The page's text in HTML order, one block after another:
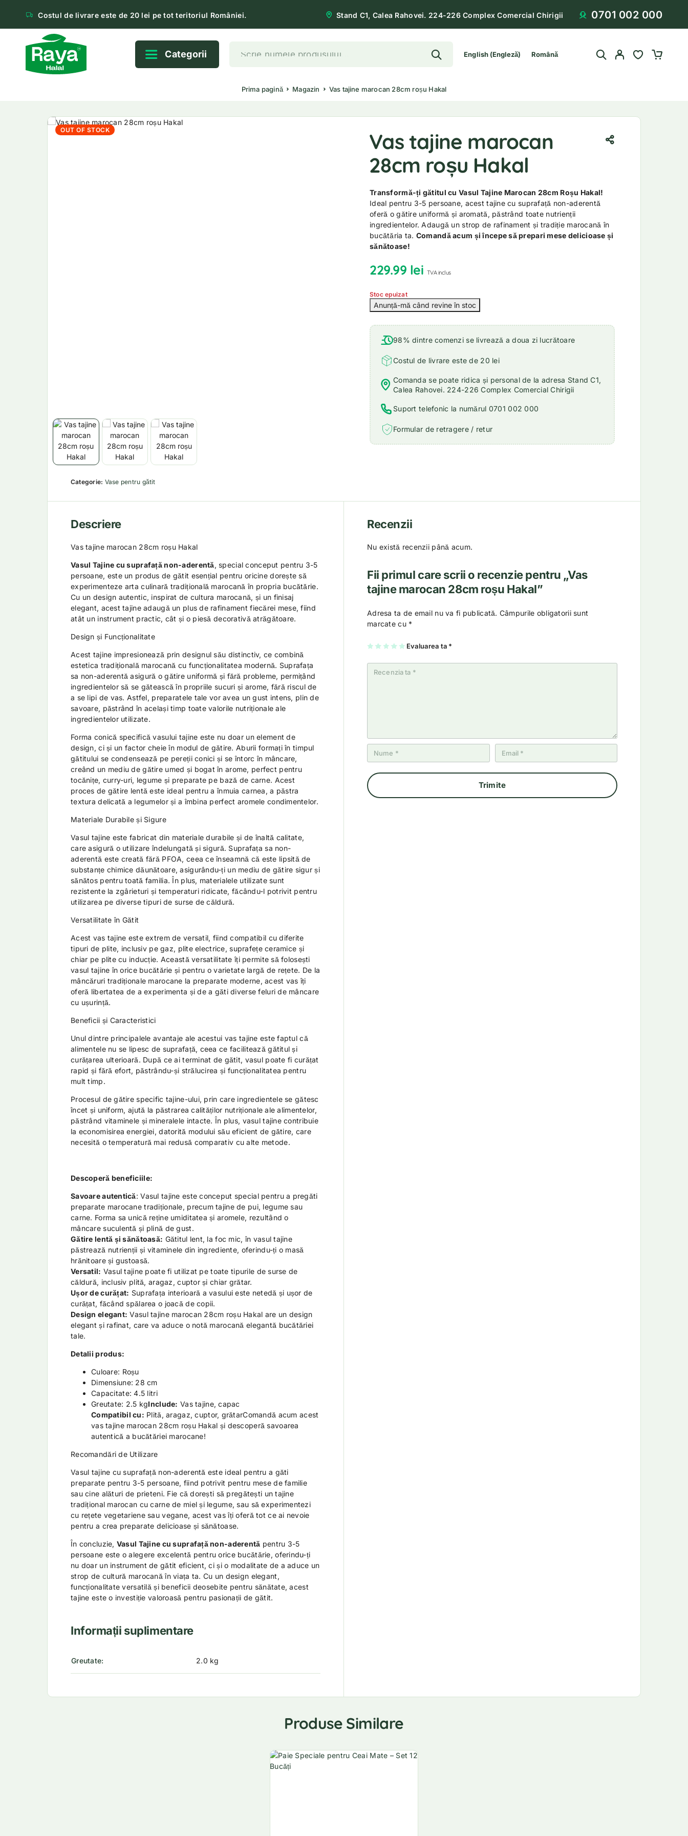
Costul de livrare este de 20 lei pe tot teritoriul României. Stand C1, Calea Rahovei. 224-226 Complex Comercial Chirigii 0701 002 000
Categorii English(Engleză) Română
Prima pagină Magazin Vas tajine marocan 28cm roșu Hakal
OUT OF STOCK
Categorie: Vase pentru gătit
Vas tajine marocan
28cm roșu Hakal
Transformă-ți gătitul cu Vasul Tajine Marocan 28cm Roșu Hakal!
Ideal pentru 3-5 persoane, acest tajine cu suprafață non-aderentă
oferă o gătire uniformă și aromată, păstrând toate nutrienții
ingredientelor. Adaugă un strop de rafinament și tradiție marocană în
bucătăria ta. Comandă acum și începe să prepari mese delicioase și
sănătoase!
229.99 lei TVA inclus
Stoc epuizat
98% dintre comenzi se livrează a doua zi lucrătoare
Costul de livrare este de 20 lei
Comanda se poate ridica și personal de la adresa Stand C1,
Calea Rahovei. 224-226 Complex Comercial Chirigii
Suport telefonic la numărul 0701 002 000
Formular de retragere / retur
Descriere
Vas tajine marocan 28cm roșu Hakal
Vasul Tajine cu suprafață non-aderentă, special conceput pentru 3-5
persoane, este un produs de gătit esențial pentru oricine dorește să
experimenteze arta culinară tradițională marocană în propria bucătărie.
Cu un design autentic, inspirat de cultura marocană, și un finisaj
elegant, acest tajine adaugă un plus de rafinament fiecărei mese, fiind
atât un instrument practic, cât și o piesă decorativă atrăgătoare.
Design și Funcționalitate
Acest tajine impresionează prin designul său distinctiv, ce combină
estetica tradițională marocană cu funcționalitatea modernă. Suprafața
sa non-aderentă asigură o gătire uniformă și fără probleme, permițând
ingredientelor să se gătească în propriile sucuri și arome, fără riscul de
a se lipi de vas. Astfel, preparatele tale vor avea un gust intens, plin de
savoare, păstrând în același timp toate valorile nutriționale ale
ingredientelor utilizate.
Forma conică specifică vasului tajine este nu doar un element de
design, ci și un factor cheie în modul de gătire. Aburii formați în timpul
gătitului se condensează pe pereții conici și se întorc în mâncare,
creând un mediu de gătire umed și bogat în arome, perfect pentru
tocănițe, curry-uri, legume și preparate pe bază de carne. Acest
proces de gătire lentă este ideal pentru a înmuia carnea, a păstra
textura delicată a legumelor și a îmbina perfect aromele condimentelor.
Materiale Durabile și Sigure
Vasul tajine este fabricat din materiale durabile și de înaltă calitate,
care asigură o utilizare îndelungată și sigură. Suprafața sa non-
aderentă este creată fără PFOA, ceea ce înseamnă că este lipsită de
substanțe chimice dăunătoare, asigurându-ți un mediu de gătire sigur și
sănătos pentru toată familia. În plus, materialele utilizate sunt
rezistente la zgârieturi și temperaturi ridicate, făcându-l potrivit pentru
utilizarea pe diverse tipuri de surse de căldură.
Versatilitate în Gătit
Acest vas tajine este extrem de versatil, fiind compatibil cu diferite
tipuri de plite, inclusiv pe gaz, plite electrice, suprafețe ceramice și
chiar pe plite cu inducție. Această versatilitate îți permite să folosești
vasul tajine în orice bucătărie și pentru o varietate largă de rețete. De la
mâncăruri tradiționale marocane la preparate moderne, acest vas îți
oferă libertatea de a experimenta și de a găti diverse feluri de mâncare
cu ușurință.
Beneficii și Caracteristici
Unul dintre principalele avantaje ale acestui vas tajine este faptul că
alimentele nu se lipesc de suprafață, ceea ce facilitează gătitul și
curățarea ulterioară. După ce ai terminat de gătit, vasul poate fi curățat
rapid și fără efort, păstrându-și strălucirea și funcționalitatea pentru
mult timp.
Procesul de gătire specific tajine-ului, prin care ingredientele se gătesc
încet și uniform, ajută la păstrarea calităților nutriționale ale alimentelor,
păstrând vitaminele și mineralele intacte. În plus, vasul tajine contribuie
la economisirea energiei, datorită modului său eficient de gătire, care
necesită o temperatură mai redusă comparativ cu alte metode.
Descoperă beneficiile:
Savoare autentică: Vasul tajine este conceput special pentru a pregăti
preparate marocane tradiționale, precum tajine de pui, legume sau
carne. Forma sa unică reține umiditatea și aromele, rezultând o
mâncare suculentă și plină de gust.
Gătire lentă și sănătoasă: Gătitul lent, la foc mic, în vasul tajine
păstrează nutrienții și vitaminele din ingrediente, oferindu-ți o masă
hrănitoare și gustoasă.
Versatil: Vasul tajine poate fi utilizat pe toate tipurile de surse de
căldură, inclusiv plită, aragaz, cuptor și chiar grătar.
Ușor de curățat: Suprafața interioară a vasului este netedă și ușor de
curățat, făcând spălarea o joacă de copii.
Design elegant: Vasul tajine marocan 28cm roșu Hakal are un design
elegant și rafinat, care va aduce o notă marocană elegantă bucătăriei
tale.
Detalii produs:
Culoare: Roșu
Dimensiune: 28 cm
Capacitate: 4.5 litri
Greutate: 2.5 kgInclude: Vas tajine, capac
Compatibil cu: Plită, aragaz, cuptor, grătarComandă acum acest
vas tajine marocan 28cm roșu Hakal și descoperă savoarea
autentică a bucătăriei marocane!
Recomandări de Utilizare
Vasul tajine cu suprafață non-aderentă este ideal pentru a găti
preparate pentru 3-5 persoane, fiind potrivit pentru mese de familie
sau cine alături de prieteni. Fie că dorești să pregătești un tajine
tradițional marocan cu carne de miel și legume, sau să experimentezi
cu rețete vegetariene sau vegane, acest vas îți oferă tot ce ai nevoie
pentru a crea preparate delicioase și sănătoase.
În concluzie, Vasul Tajine cu suprafață non-aderentă pentru 3-5
persoane este o alegere excelentă pentru orice bucătărie, oferindu-ți
nu doar un instrument de gătit eficient, ci și o modalitate de a aduce un
strop de cultură marocană în viața ta. Cu un design elegant,
funcționalitate versatilă și beneficii deosebite pentru sănătate, acest
tajine este o investiție valoroasă pentru pasionații de gătit.
Informații suplimentare
Greutate 2.0 kg
Recenzii
Nu există recenzii până acum.
Fii primul care scrii o recenzie pentru „Vas
tajine marocan 28cm roșu Hakal”
Adresa ta de email nu va fi publicată. Câmpurile obligatorii sunt
marcate cu *
Evaluarea ta *
U
na
n
2
di
5
st
el
3
di
5
st
el
4
di
5
st
el
5
di
5
st
el
Produse Similare